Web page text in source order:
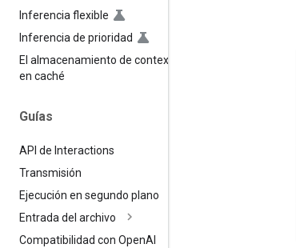
Inferencia flexible
Inferencia de prioridad
El almacenamiento de contexto
en caché
Guías
API de Interactions
Transmisión
Ejecución en segundo plano
Entrada del archivo
Compatibilidad con OpenAI